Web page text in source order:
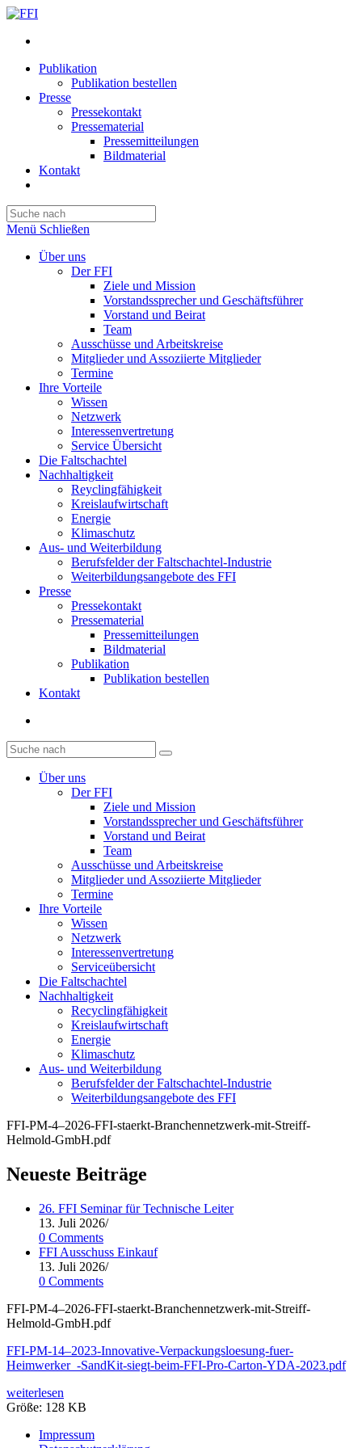
Publikation
Publikation bestellen
Presse
Pressekontakt
Pressematerial
Pressemitteilungen
Bildmaterial
Kontakt
umschalten
Escape
search
panel.
Menü Schließen
Über uns
Der FFI
Ziele und Mission
Vorstandssprecher und Geschäftsführer
Vorstand und Beirat
Team
Ausschüsse und Arbeitskreise
Mitglieder und Assoziierte Mitglieder
Termine
Ihre Vorteile
Wissen
Netzwerk
Interessenvertretung
Service Übersicht
Die Faltschachtel
Nachhaltigkeit
Reyclingfähigkeit
Kreislaufwirtschaft
Energie
Klimaschutz
Aus- und Weiterbildung
Berufsfelder der Faltschachtel-Industrie
Weiterbildungsangebote des FFI
Presse
Pressekontakt
Pressematerial
Pressemitteilungen
Bildmaterial
Publikation
Publikation bestellen
Kontakt
Diese
Website
durchsuchen
Über uns
Der FFI
Ziele und Mission
Vorstandssprecher und Geschäftsführer
Vorstand und Beirat
Team
Ausschüsse und Arbeitskreise
Mitglieder und Assoziierte Mitglieder
Termine
Ihre Vorteile
Wissen
Netzwerk
Interessenvertretung
Serviceübersicht
Die Faltschachtel
Nachhaltigkeit
Recyclingfähigkeit
Kreislaufwirtschaft
Energie
Klimaschutz
Aus- und Weiterbildung
Berufsfelder der Faltschachtel-Industrie
Weiterbildungsangebote des FFI
FFI-PM‑4–2026-FFI-staerkt-Branchennetzwerk-mit-Streiff-
Helmold-GmbH.pdf
Neueste Beiträge
26. FFI Seminar für Technische Leiter
13. Juli 2026/
0 Comments
FFI Ausschuss Einkauf
13. Juli 2026/
0 Comments
FFI-PM‑4–2026-FFI-staerkt-Branchennetzwerk-mit-Streiff-
Helmold-GmbH.pdf
FFI-PM-14–2023-Innovative-Verpackungsloesung-fuer-
Heimwerker_-SandKit-siegt-beim-FFI-Pro-Carton-YDA-2023.pdf
weiterlesen
Grö­ße: 128 KB
Impressum